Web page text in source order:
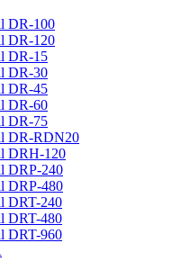
DR-100
DR-120
DR-15
DR-30
DR-45
DR-60
DR-75
DR-RDN20
DRH-120
DRP-240
DRP-480
DRT-240
DRT-480
DRT-960